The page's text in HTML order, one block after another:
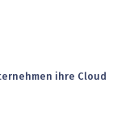
ihre Cloud